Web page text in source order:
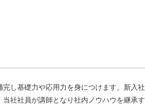
し基礎力や応用力を身につけます。新入社
社社員が講師となり社内ノウハウを継承す